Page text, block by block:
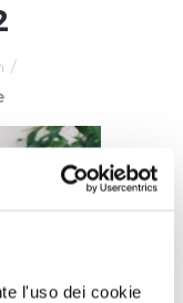
l'uso dei cookie